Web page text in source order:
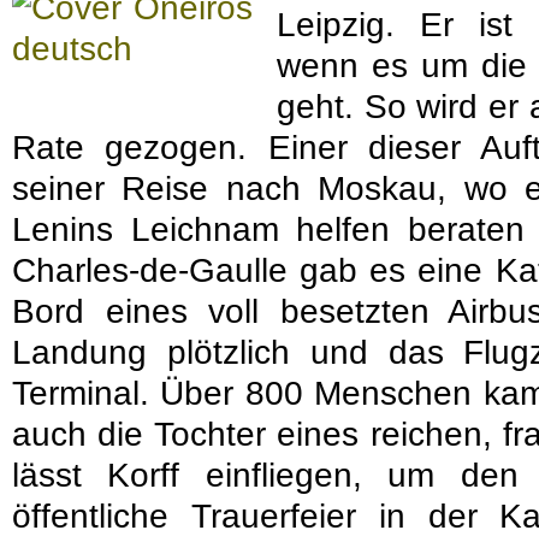
Leipzig. Er ist
wenn es um die
geht. So wird er
Rate gezogen. Einer dieser
seiner Reise nach Moskau, wo
Lenins Leichnam helfen
Charles-de-Gaulle gab es eine
Bord eines voll besetzten
Landung plötzlich und das
Terminal. Über 800 Menschen
auch die Tochter eines reichen,
lässt Korff einfliegen, um
öffentliche Trauerfeier in der